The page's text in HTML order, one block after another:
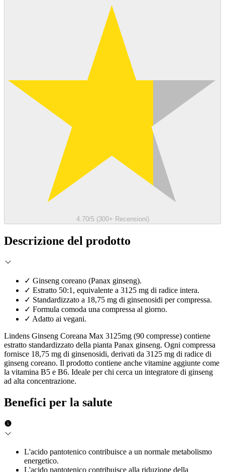
4.70/5 (300+ Recensioni)
Descrizione del prodotto
✓ Ginseng coreano (Panax ginseng).
✓ Estratto 50:1, equivalente a 3125 mg di radice intera.
✓ Standardizzato a 18,75 mg di ginsenosidi per compressa.
✓ Formula comoda una compressa al giorno.
✓ Adatto ai vegani.
Lindens Ginseng Coreana Max 3125mg (90 compresse) contiene
estratto standardizzato della pianta Panax ginseng. Ogni compressa
fornisce 18,75 mg di ginsenosidi, derivati da 3125 mg di radice di
ginseng coreano. Il prodotto contiene anche vitamine aggiunte come
la vitamina B5 e B6. Ideale per chi cerca un integratore di ginseng
ad alta concentrazione.
Benefici per la salute
L'acido pantotenico contribuisce a un normale metabolismo
energetico.
L'acido pantotenico contribuisce alla riduzione della